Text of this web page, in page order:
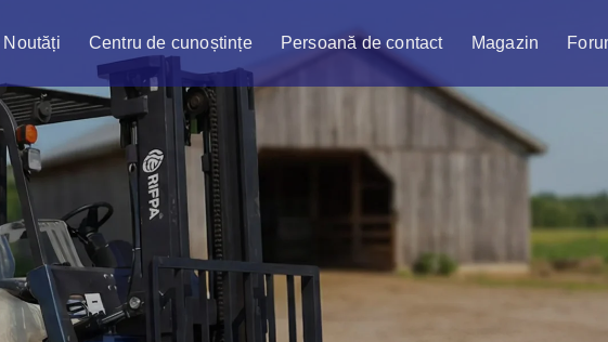
Noutăți Centru de cunoștințe Persoană de contact Magazin